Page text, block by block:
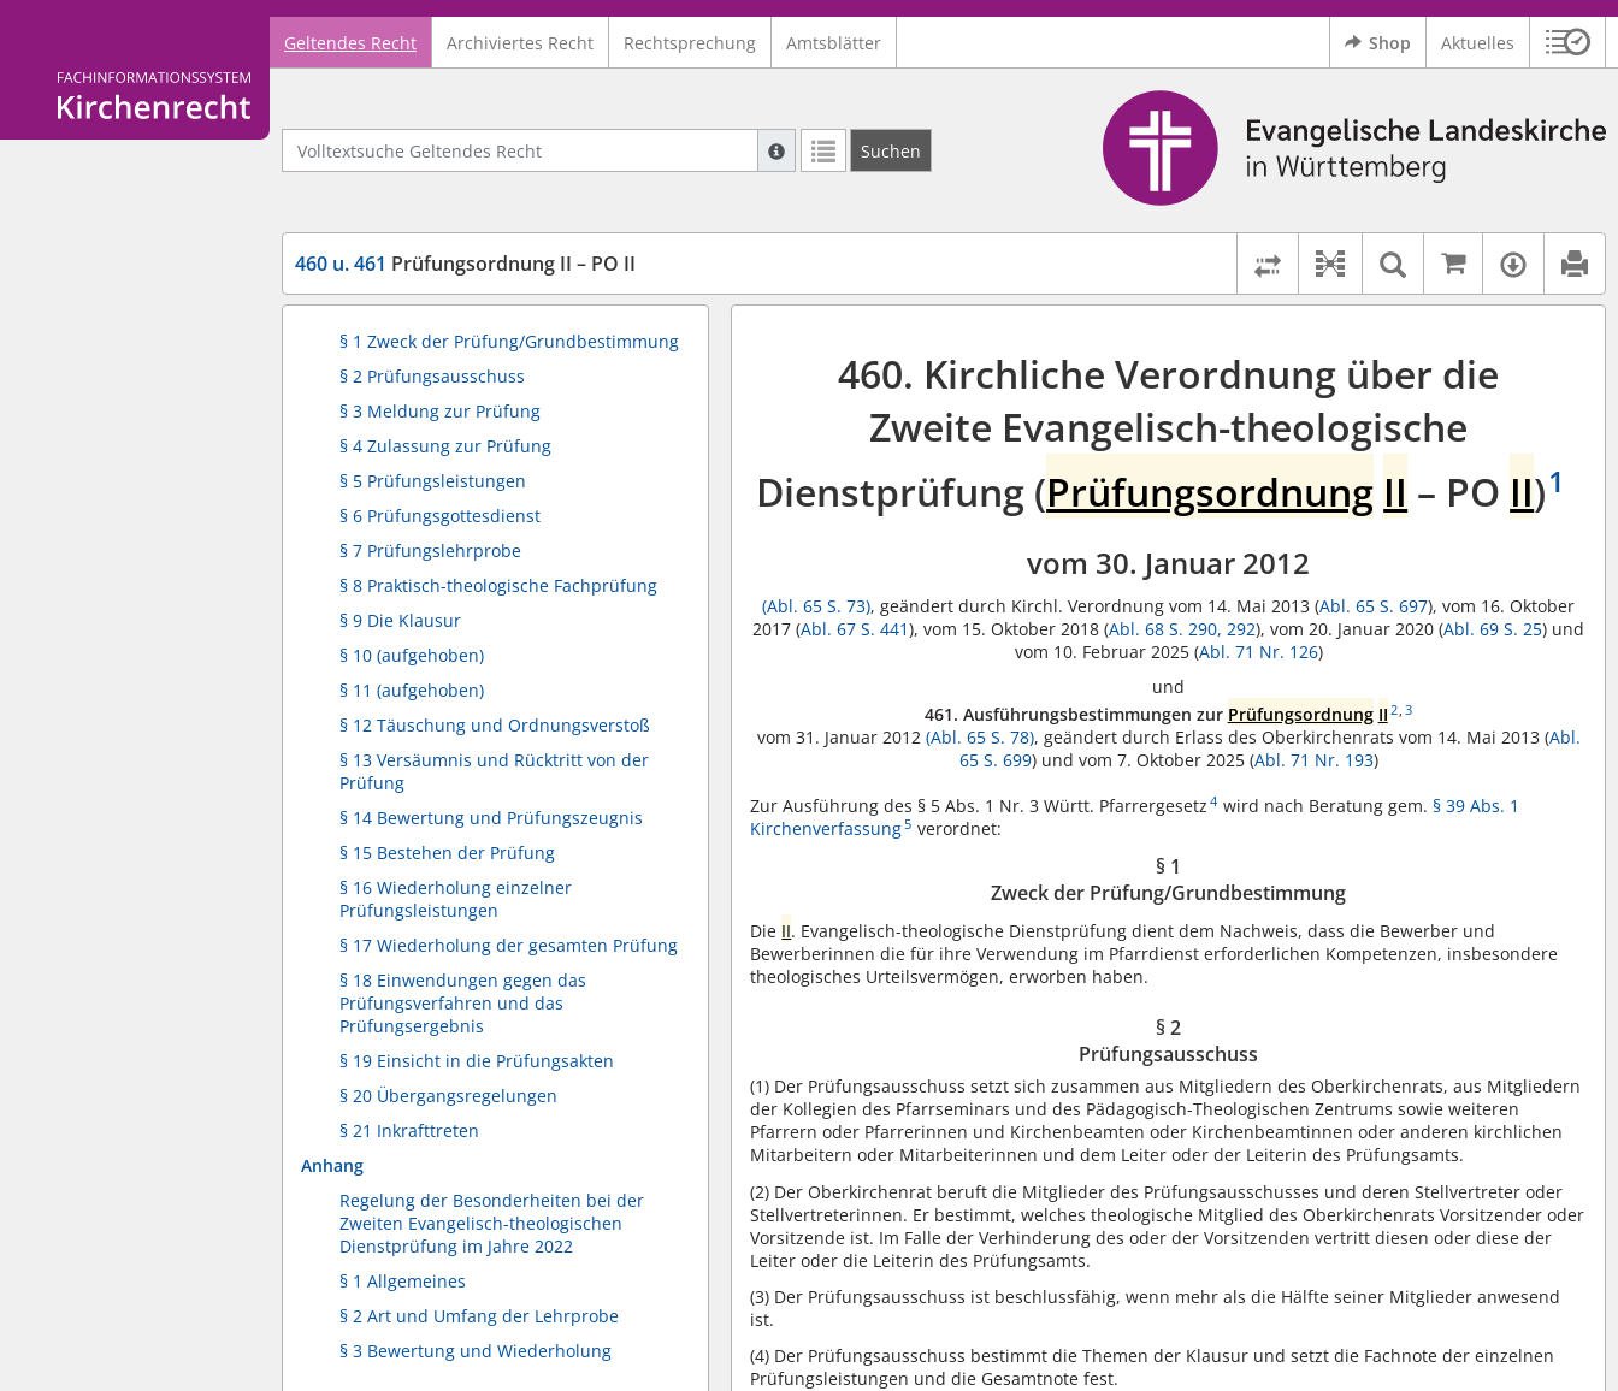
Logo Fachinformationssystem Kirchenrecht
Geltendes Recht Archiviertes Recht Rechtsprechung Amtsblätter Shop Aktuelles
Volltextsuche Geltendes Recht
Suche mit Platzhalter "*", Bsp. Pfarrer*, findet auch: "Pfarrerinitiative" oder "Pfarrerausschuss".
Weitere Suchoperatoren finden Sie in unserer Hilfe.
Suchen
Logo Ev. Landeskirche in Württemberg
460 u. 461 Prüfungsordnung II – PO II
Rechtsstände vergleichen
Dokument-Beziehungen
Textsuche im
Auf
§ 1 Zweck der Prüfung/Grundbestimmung
§ 2 Prüfungsausschuss
§ 3 Meldung zur Prüfung
§ 4 Zulassung zur Prüfung
§ 5 Prüfungsleistungen
§ 6 Prüfungsgottesdienst
§ 7 Prüfungslehrprobe
§ 8 Praktisch-theologische Fachprüfung
§ 9 Die Klausur
§ 10 (aufgehoben)
§ 11 (aufgehoben)
§ 12 Täuschung und Ordnungsverstoß
§ 13 Versäumnis und Rücktritt von der
Prüfung
§ 14 Bewertung und Prüfungszeugnis
§ 15 Bestehen der Prüfung
§ 16 Wiederholung einzelner
Prüfungsleistungen
§ 17 Wiederholung der gesamten Prüfung
§ 18 Einwendungen gegen das
Prüfungsverfahren und das
Prüfungsergebnis
§ 19 Einsicht in die Prüfungsakten
§ 20 Übergangsregelungen
§ 21 Inkrafttreten
Anhang
Regelung der Besonderheiten bei der
Zweiten Evangelisch-theologischen
Dienstprüfung im Jahre 2022
§ 1 Allgemeines
§ 2 Art und Umfang der Lehrprobe
§ 3 Bewertung und Wiederholung
460. Kirchliche Verordnung über die
Zweite Evangelisch-theologische
Dienstprüfung (Prüfungsordnung II – PO II)1
vom 30. Januar 2012
(Abl. 65 S. 73), geändert durch Kirchl. Verordnung vom 14. Mai 2013 (Abl. 65 S. 697), vom 16. Oktober
2017 (Abl. 67 S. 441), vom 15. Oktober 2018 (Abl. 68 S. 290, 292), vom 20. Januar 2020 (Abl. 69 S. 25) und
vom 10. Februar 2025 (Abl. 71 Nr. 126)
und
461. Ausführungsbestimmungen zur Prüfungsordnung II 2 3
vom 31. Januar 2012 (Abl. 65 S. 78), geändert durch Erlass des Oberkirchenrats vom 14. Mai 2013 (Abl.
65 S. 699) und vom 7. Oktober 2025 (Abl. 71 Nr. 193)
Zur Ausführung des § 5 Abs. 1 Nr. 3 Württ. Pfarrergesetz 4 wird nach Beratung gem.§ 39 Abs. 1
Kirchenverfassung 5 verordnet:
§ 1
Zweck der Prüfung/Grundbestimmung
Die II. Evangelisch-theologische Dienstprüfung dient dem Nachweis, dass die Bewerber und
Bewerberinnen die für ihre Verwendung im Pfarrdienst erforderlichen Kompetenzen, insbesondere
theologisches Urteilsvermögen, erworben haben.
§ 2
Prüfungsausschuss
(1) Der Prüfungsausschuss setzt sich zusammen aus Mitgliedern des Oberkirchenrats, aus Mitgliedern
der Kollegien des Pfarrseminars und des Pädagogisch-Theologischen Zentrums sowie weiteren
Pfarrern oder Pfarrerinnen und Kirchenbeamten oder Kirchenbeamtinnen oder anderen kirchlichen
Mitarbeitern oder Mitarbeiterinnen und dem Leiter oder der Leiterin des Prüfungsamts.
(2) Der Oberkirchenrat beruft die Mitglieder des Prüfungsausschusses und deren Stellvertreter oder
Stellvertreterinnen. Er bestimmt, welches theologische Mitglied des Oberkirchenrats Vorsitzender oder
Vorsitzende ist. Im Falle der Verhinderung des oder der Vorsitzenden vertritt diesen oder diese der
Leiter oder die Leiterin des Prüfungsamts.
(3) Der Prüfungsausschuss ist beschlussfähig, wenn mehr als die Hälfte seiner Mitglieder anwesend
ist.
(4) Der Prüfungsausschuss bestimmt die Themen der Klausur und setzt die Fachnote der einzelnen
Prüfungsleistungen und die Gesamtnote fest.